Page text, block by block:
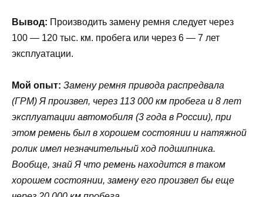
Вывод: Производить замену ремня следует через
100 — 120 тыс. км. пробега или через 6 — 7 лет
эксплуатации.
Мой опыт: Замену ремня привода распредвала
(ГРМ) Я произвел, через 113 000 км пробега и 8 лет
эксплуатации автомобиля (3 года в России), при
этом ремень был в хорошем состоянии и натяжной
ролик имел незначительный ход подшипника.
Вообще, знай Я что ремень находится в таком
хорошем состоянии, замену его произвел бы еще